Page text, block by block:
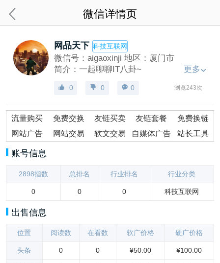
微信详情页
网品天下 科技互联网
微信号： aigaoxinji 地区： 厦门市
简介：一起聊聊IT八卦~
更多
0 0 0 浏览243次
流量购买 免费交换 友链买卖 友链套餐
免费换链
网站广告
网站交易 软文交易 自媒体广告 站长工具
账号信息
2898指数 总排名 行业排名 行业分类
0 0 0 科技互联网
出售信息
位置 阅读数 在看数 软广价格 硬广价格
头条 0 0 ¥50.00 ¥100.00